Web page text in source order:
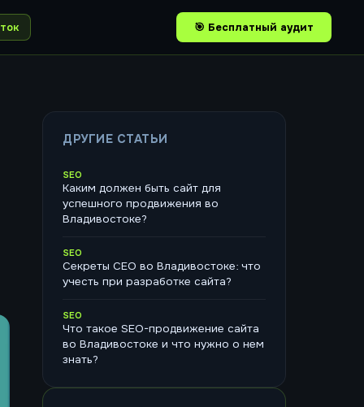
🎯 Бесплатный аудит
ДРУГИЕ СТАТЬИ
SEO
Каким должен быть сайт для
успешного продвижения во
Владивостоке?
SEO
Секреты СЕО во Владивостоке: что
учесть при разработке сайта?
SEO
Что такое SEO-продвижение сайта
во Владивостоке и что нужно о нем
знать?